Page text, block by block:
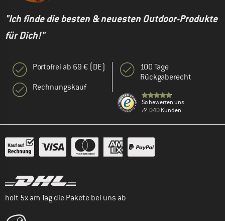
"Ich finde die besten & neuesten Outdoor-Produkte
für Dich!"
Portofrei ab 69 € (DE)
Rechnungskauf
100 Tage
Rückgaberecht
So bewerten uns
72.040 Kunden
holt 5x am Tag die Pakete bei uns ab